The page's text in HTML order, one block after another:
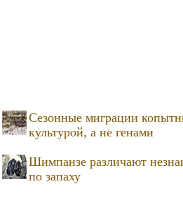
Сезонные миграции
культурой, а не генами
Шимпанзе различают
по запаху